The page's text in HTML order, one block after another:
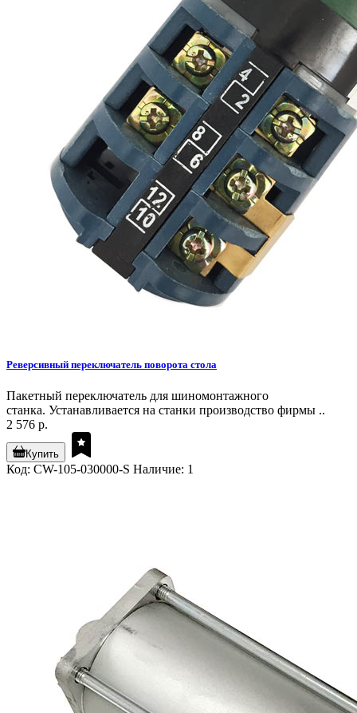
Реверсивный переключатель поворота стола
Пакетный переключатель для шиномонтажного
станка. Устанавливается на станки производство фирмы ..
2 576 р.
Купить
Код: CW-105-030000-S Наличие: 1